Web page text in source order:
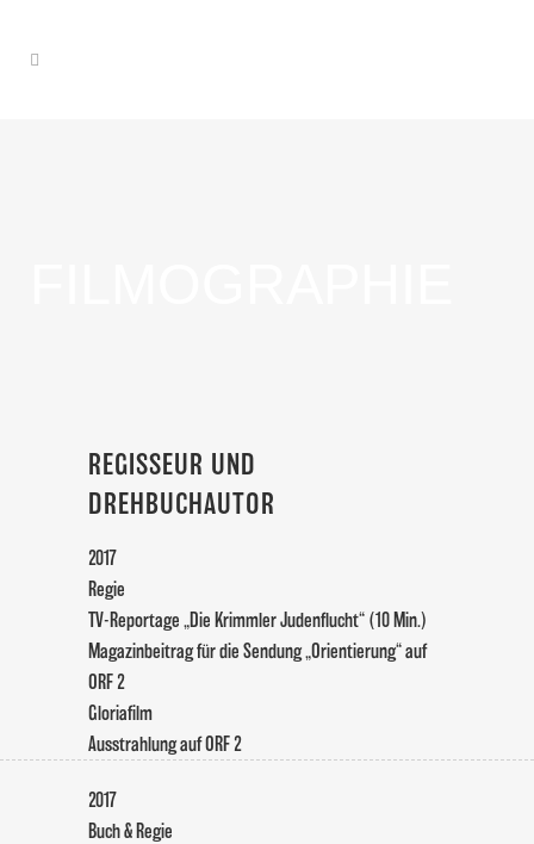
REGISSEUR UND
DREHBUCHAUTOR
2017
Regie
TV-Reportage „Die Krimmler Judenflucht“ (10 Min.)
Magazinbeitrag für die Sendung „Orientierung“ auf
ORF 2
Gloriafilm
Ausstrahlung auf ORF 2
2017
Buch & Regie